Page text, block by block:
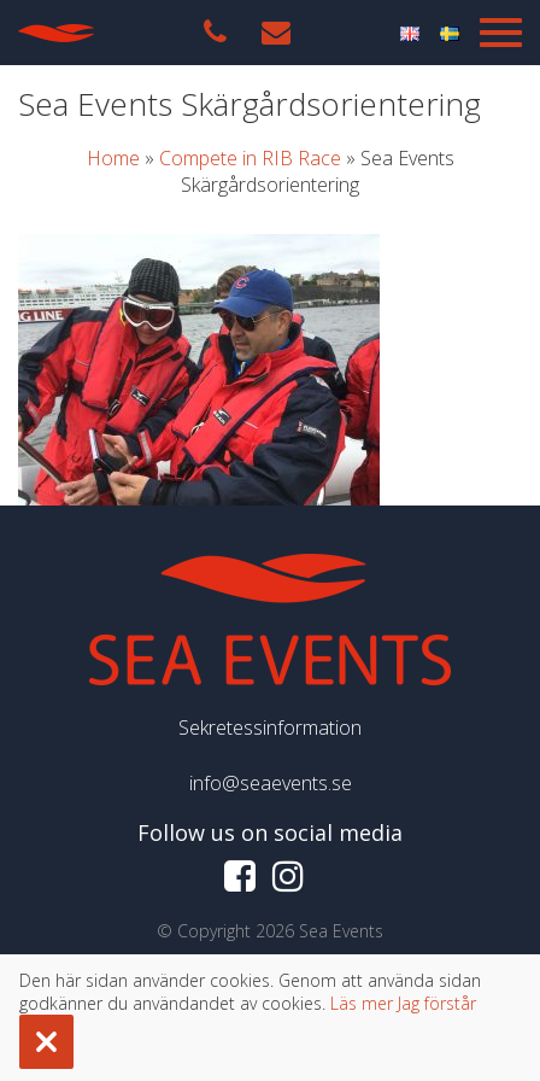
Sea Events Skärgårdsorientering
Home » Compete in RIB Race » Sea Events
Skärgårdsorientering
Sekretessinformation
info@seaevents.se
Follow us on social media
© Copyright 2026 Sea Events
Den här sidan använder cookies. Genom att använda sidan
godkänner du användandet av cookies. Läs mer Jag förstår